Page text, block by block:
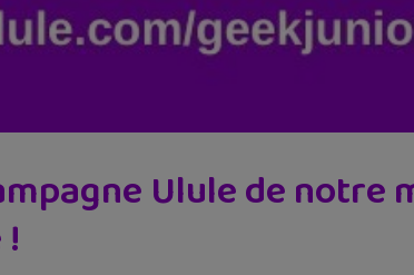
Ulule de notre